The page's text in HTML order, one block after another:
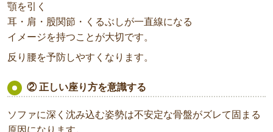
顎を引く
耳・肩・股関節・くるぶしが一直線になる
イメージを持つことが大切です。
反り腰を予防しやすくなります。
② 正しい座り方を意識する
ソファに深く沈み込む姿勢は不安定な骨盤がズレて固まる
原因になります。